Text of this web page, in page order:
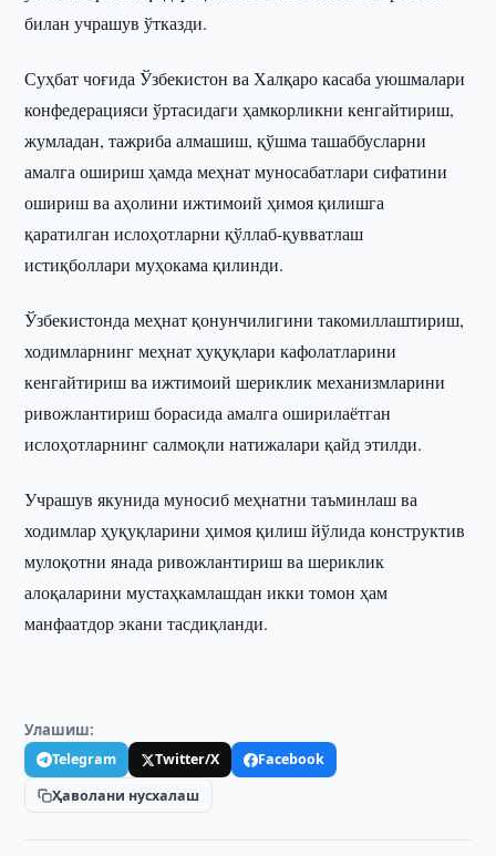
билан учрашув ўтказди.
Суҳбат чоғида Ўзбекистон ва Халқаро касаба уюшмалари
конфедерацияси ўртасидаги ҳамкорликни кенгайтириш,
жумладан, тажриба алмашиш, қўшма ташаббусларни
амалга ошириш ҳамда меҳнат муносабатлари сифатини
ошириш ва аҳолини ижтимоий ҳимоя қилишга
қаратилган ислоҳотларни қўллаб-қувватлаш
истиқболлари муҳокама қилинди.
Ўзбекистонда меҳнат қонунчилигини такомиллаштириш,
ходимларнинг меҳнат ҳуқуқлари кафолатларини
кенгайтириш ва ижтимоий шериклик механизмларини
ривожлантириш борасида амалга оширилаётган
ислоҳотларнинг салмоқли натижалари қайд этилди.
Учрашув якунида муносиб меҳнатни таъминлаш ва
ходимлар ҳуқуқларини ҳимоя қилиш йўлида конструктив
мулоқотни янада ривожлантириш ва шериклик
алоқаларини мустаҳкамлашдан икки томон ҳам
манфаатдор экани тасдиқланди.
Улашиш:
Telegram Twitter/X
Facebook
Ҳаволани нусхалаш